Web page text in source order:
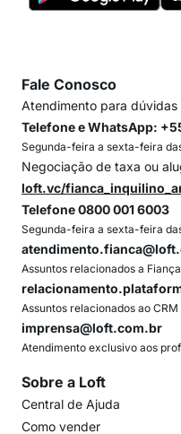
Fale Conosco
Atendimento para dúvidas
Telefone e WhatsApp:
Segunda-feira a sexta-feira
Negociação de taxa ou
loft.vc/
Telefone 0800 001 6003
Segunda-feira a sexta-feira
Assuntos relacionados a
Assuntos relacionados ao
imprensa@loft.com.br
Atendimento exclusivo aos
Sobre a Loft
Central de Ajuda
Como vender